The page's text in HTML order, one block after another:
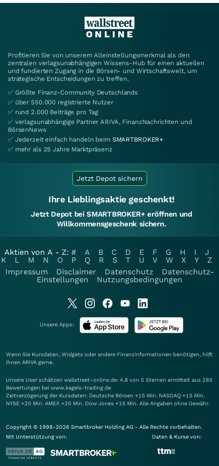
Profitieren Sie von unserem Alleinstellungsmerkmal als den
zentralen verlagsunabhängigen Wissens-Hub für einen aktuellen
und fundierten Zugang in die Börsen- und Wirtschaftswelt, um
strategische Entscheidungen zu treffen.
✅ Größte Finanz-Community Deutschlands
✅ über 550.000 registrierte Nutzer
✅ rund 2.000 Beiträge pro Tag
✅ verlagsunabhängige Partner ARIVA, FinanzNachrichten und
BörsenNews
✅ Jederzeit einfach handeln beim SMARTBROKER+
✅ mehr als 25 Jahre Marktpräsenz
Jetzt Depot sichern
Ihre Lieblingsaktie geschenkt!
Jetzt Depot bei SMARTBROKER+ eröffnen und
Willkommensgeschenk sichern.
Aktien von A - Z: # A B C D E F G H I
J
K
L M N O P Q R S T U V W X Y
Z
Impressum
Disclaimer Datenschutz
Datenschutz-
Einstellungen
Nutzungsbedingungen
Unsere Apps:
Wenn Sie Kursdaten, Widgets oder andere Finanzinformationen benötigen, hilft
Ihnen ARIVA gerne.
Unsere User schätzen wallstreet-online.de: 4.8 von 5 Sternen ermittelt aus 285
Bewertungen bei www.kagels-trading.de
Zeitverzögerung der Kursdaten: Deutsche Börsen +15 Min. NASDAQ +15 Min.
NYSE +20 Min. AMEX +20 Min. Dow Jones +15 Min. Alle Angaben ohne Gewähr.
Copyright © 1998-2026 Smartbroker Holding AG - Alle Rechte vorbehalten.
Mit Unterstützung von:
Daten & Kurse von: